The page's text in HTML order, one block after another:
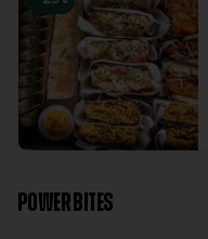
POWER BITES